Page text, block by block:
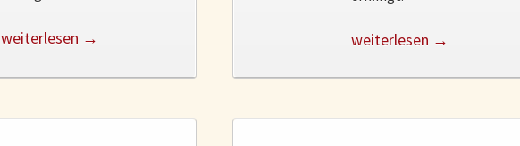
weiterlesen → weiterlesen →